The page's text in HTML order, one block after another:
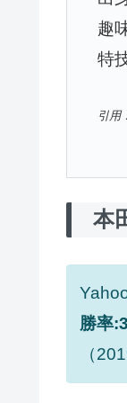
趣
特
引用
本
勝率
（